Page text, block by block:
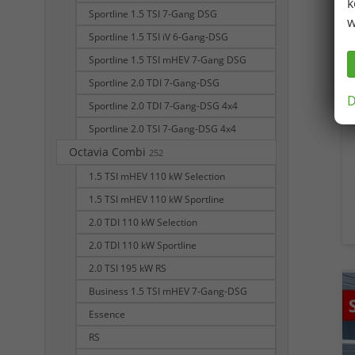
Sportline 1.5 TSI 7-Gang DSG
Sportline 1.5 TSI iV 6-Gang-DSG
Sportline 1.5 TSI mHEV 7-Gang DSG
Sportline 2.0 TDI 7-Gang-DSG
Sportline 2.0 TDI 7-Gang-DSG 4x4
Sportline 2.0 TSI 7-Gang-DSG 4x4
Octavia Combi 252
1.5 TSI mHEV 110 kW Selection
1.5 TSI mHEV 110 kW Sportline
2.0 TDI 110 kW Selection
2.0 TDI 110 kW Sportline
2.0 TSI 195 kW RS
Business 1.5 TSI mHEV 7-Gang-DSG
Essence
RS